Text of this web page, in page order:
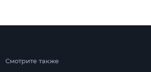
Смотрите также